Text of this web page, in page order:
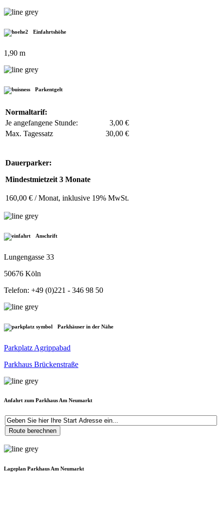
Einfahrtshöhe
1,90 m
Parkentgelt
Normaltarif:
Je angefangene Stunde:
3,00 €
Max. Tagessatz
30,00 €
Dauerparker:
Mindestmietzeit 3 Monate
160,00 € / Monat, inklusive 19% MwSt.
Anschrift
Lungengasse 33
50676 Köln
Telefon: +49 (0)221 - 346 98 50
Parkhäuser in der Nähe
Parkplatz Agrippabad
Parkhaus Brückenstraße
Anfahrt zum Parkhaus Am Neumarkt
Lageplan Parkhaus Am Neumarkt